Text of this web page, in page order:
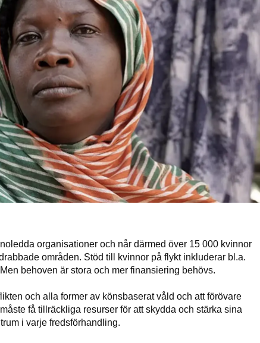
organisationer och når därmed över 15 000 kvinnor
områden. Stöd till kvinnor på flykt inkluderar bl.a.
behoven är stora och mer finansiering behövs.
och alla former av könsbaserat våld och att förövare
få tillräckliga resurser för att skydda och stärka sina
i varje fredsförhandling.